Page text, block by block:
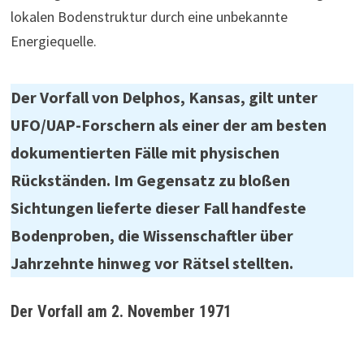
lokalen Bodenstruktur durch eine unbekannte
Energiequelle.
Der Vorfall von Delphos, Kansas, gilt unter
UFO/UAP-Forschern als einer der am besten
dokumentierten Fälle mit physischen
Rückständen. Im Gegensatz zu bloßen
Sichtungen lieferte dieser Fall handfeste
Bodenproben, die Wissenschaftler über
Jahrzehnte hinweg vor Rätsel stellten.
Der Vorfall am 2. November 1971